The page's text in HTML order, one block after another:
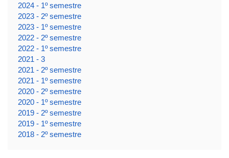
2024 - 1º semestre
2023 - 2º semestre
2023 - 1º semestre
2022 - 2º semestre
2022 - 1º semestre
2021 - 3
2021 - 2º semestre
2021 - 1º semestre
2020 - 2º semestre
2020 - 1º semestre
2019 - 2º semestre
2019 - 1º semestre
2018 - 2º semestre